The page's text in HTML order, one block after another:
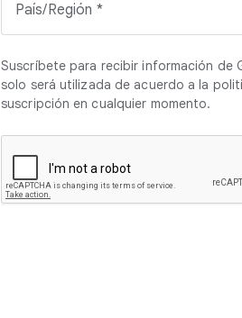
País/Región
Suscríbete para recibir información de
solo será utilizada de acuerdo a la
suscripción en cualquier momento.